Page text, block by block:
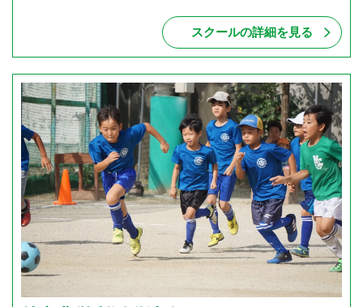
スクールの詳細を見る